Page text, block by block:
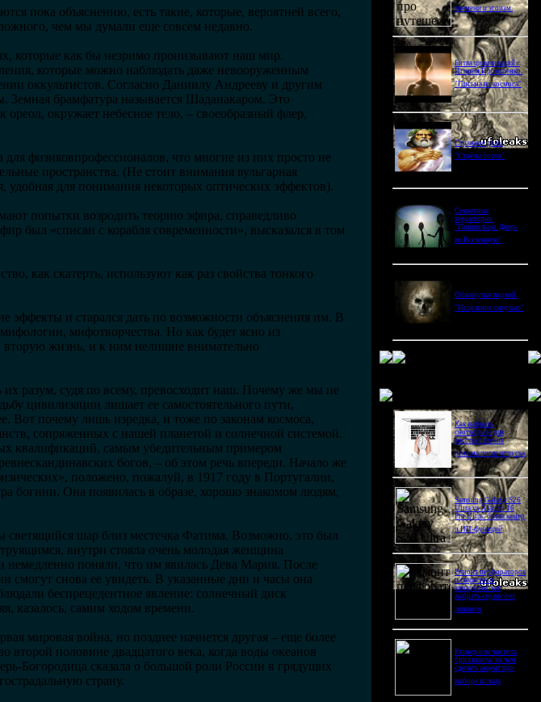
пока объяснению, есть такие, которые, вероятней всего,
чем мы думали еще совсем недавно.
которые как бы незримо пронизывают наш мир.
которые можно наблюдать даже невооруженным
оккультистов. Согласно Даниилу Андрееву и другим
Земная брамфатура называется Шаданакаром. Это
окружает небесное тело, – своеобразный флер,
физиковпрофессионалов, что многие из них просто не
пространства. (Не стоит внимания вульгарная
удобная для понимания некоторых оптических эффектов).
попытки возродить теорию эфира, справедливо
был «списан с корабля современности», высказался в том
как скатерть, используют как раз свойства тонкого
эффекты и старался дать по возможности объяснения им. В
мифотворчества. Но как будет ясно из
жизнь, и к ним нелишне внимательно
разум, судя по всему, превосходит наш. Почему же мы не
цивилизации лишает ее самостоятельного пути,
Вот почему лишь изредка, и тоже по законам космоса,
сопряженных с нашей планетой и солнечной системой.
квалификаций, самым убедительным примером
богов, – об этом речь впереди. Начало же
положено, пожалуй, в 1917 году в Португалии,
богини. Она появилась в образе, хорошо знакомом людям,
шар близ местечка Фатима. Возможно, это был
внутри стояла очень молодая женщина
немедленно поняли, что им явилась Дева Мария. После
смогут снова ее увидеть. В указанные дни и часы она
беспрецедентное явление: солнечный диск
казалось, самим ходом времени.
мировая война, но позднее начнется другая – еще более
половине двадцатого века, когда воды океанов
Богородица сказала о большой роли России в грядущих
страну.
времени и эгоизм.
Битва цивилизаций с
Игорем Прокопенко.
"Письма из космоса"
Странное дело.
"Стрелы богов"
Секретные
территории.
"Пришельцы. Дверь
во Вселенную"
Обманутые наукой.
"Исцеление смертью"
Как выбрать
снотворное для
восстановления
режима после отпуска
Samsung Galaxy S26
Ultra vs Xiaomi 16
Pro Ultra: битва камер
и ИИ-функций
Ремонт перфораторов
и сварочных
аппаратов: как
выбрать сервис без
лишнего
Размер или чистота
бриллианта: на чем
сделать акцент при
выборе кольца